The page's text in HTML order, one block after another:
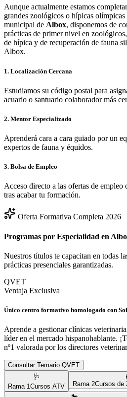
Aunque actualmente estamos
grandes zoológicos o hípicas
municipal de Albox, disponemos de
prácticas de primer nivel en
de hípica y de recuperación de fauna
Albox.
1. Localización Cercana
Estudiamos su código postal para
acuario o santuario colaborador más
2. Mentor Especializado
Aprenderá cara a cara guiado por un
expertos de fauna y équidos.
3. Bolsa de Empleo
Acceso directo a las ofertas de empleo
tras acabar tu formación.
Oferta Formativa Completa 2026
Programas por Especialidad en
Nuestros títulos te capacitan en todas
prácticas presenciales garantizadas.
QVET
Ventaja Exclusiva
Único centro formativo homologado con
Aprende a gestionar clínicas
líder en el mercado hispanohablante.
nº1 valorada por los directores
Consultar Temario QVET
🩺
Rama 1Cursos ATV
Rama 2Cursos de